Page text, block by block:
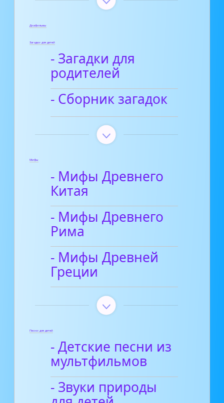
Диафильмы
Загадки для детей
- Загадки для
родителей
- Сборник загадок
Мифы
- Мифы Древнего
Китая
- Мифы Древнего
Рима
- Мифы Древней
Греции
Песни для детей
- Детские песни из
мультфильмов
- Звуки природы